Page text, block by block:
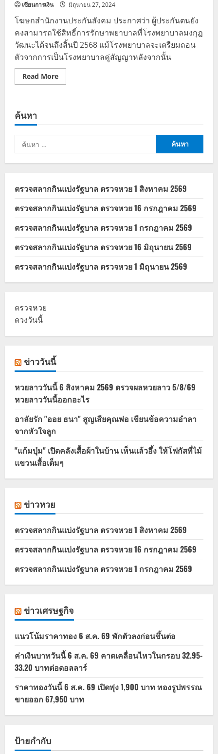
เซียนการเงิน มิถุนายน 27, 2024
โฆษกสำนักงานประกันสังคม ประกาศว่า ผู้ประกันตนยัง
คงสามารถใช้สิทธิ์การรักษาพยาบาลที่โรงพยาบาลมงกุฎ
วัฒนะได้จนถึงสิ้นปี 2568 แม้โรงพยาบาลจะเตรียมถอน
ตัวจากการเป็นโรงพยาบาลคู่สัญญาหลังจากนั้น
Read MoreRead
more
โรง
มงกุฎ
ยัง
ถึง
ค้นหา
ค้นหา
สำหรับ:
ตรวจสลากกินแบ่งรัฐบาล ตรวจหวย 1 สิงหาคม 2569
ตรวจสลากกินแบ่งรัฐบาล ตรวจหวย 16 กรกฎาคม 2569
ตรวจสลากกินแบ่งรัฐบาล ตรวจหวย 1 กรกฎาคม 2569
ตรวจสลากกินแบ่งรัฐบาล ตรวจหวย 16 มิถุนายน 2569
ตรวจสลากกินแบ่งรัฐบาล ตรวจหวย 1 มิถุนายน 2569
ตรวจหวย
ดวงวันนี้
ข่าววันนี้
หวยลาววันนี้ 6 สิงหาคม 2569 ตรวจผลหวยลาว 5/8/69
หวยลาววันนี้ออกอะไร
อาลัยรัก "ออย ธนา" สูญเสียคุณพ่อ เขียนข้อความอำลา
จากหัวใจลูก
"แก้มบุ๋ม" เปิดคลังเสื้อผ้าในบ้าน เห็นแล้วอึ้ง ให้โฟกัสที่ไม้
แขวนเสื้อเต็มๆ
ข่าวหวย
ตรวจสลากกินแบ่งรัฐบาล ตรวจหวย 1 สิงหาคม 2569
ตรวจสลากกินแบ่งรัฐบาล ตรวจหวย 16 กรกฎาคม 2569
ตรวจสลากกินแบ่งรัฐบาล ตรวจหวย 1 กรกฎาคม 2569
ข่าวเศรษฐกิจ
แนวโน้มราคาทอง 6 ส.ค. 69 พักตัวลงก่อนขึ้นต่อ
ค่าเงินบาทวันนี้ 6 ส.ค. 69 คาดเคลื่อนไหวในกรอบ 32.95-
33.20 บาทต่อดอลลาร์
ราคาทองวันนี้ 6 ส.ค. 69 เปิดพุ่ง 1,900 บาท ทองรูปพรรณ
ขายออก 67,950 บาท
ป้ายกำกับ